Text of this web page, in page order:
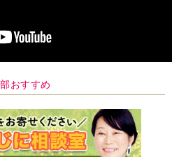
おすすめ